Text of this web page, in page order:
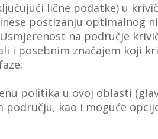
lične podatke) u
postizanju optimalnog
na područje
i posebnim značajem koji
politika u ovoj oblasti
kao i moguće